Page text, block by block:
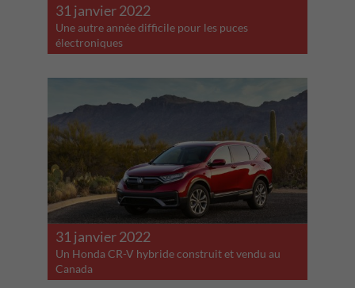
31 janvier 2022
Une autre année difficile pour les puces
électroniques
31 janvier 2022
Un Honda CR-V hybride construit et vendu au
Canada